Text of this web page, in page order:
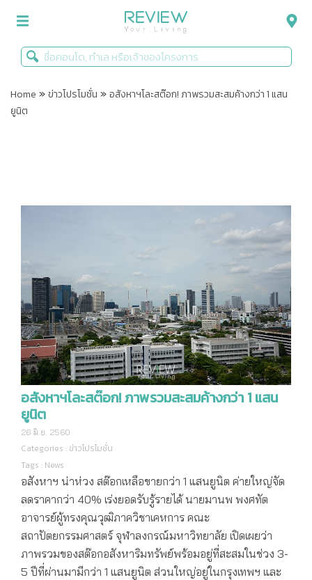
รีวิวคอนโด
Infographic
Home »ข่าวโปรโมชั่น »อสังหาฯโละสต๊อก! ภาพรวมสะสมค้างกว่า 1 แสน
ยูนิต
อสังหาฯโละสต๊อก! ภาพรวมสะสมค้างกว่า 1 แสน
ยูนิต
26 มิ.ย. 2560
Categories : ข่าวโปรโมชั่น
Tags : News
อสังหาฯ น่าห่วง สต๊อกเหลือขายกว่า 1 แสนยูนิต ค่ายใหญ่จัด
ลดราคากว่า 40% เร่งยอดรับรู้รายได้ นายมานพ พงศทัต
อาจารย์ผู้ทรงคุณวุฒิภาควิชาเคหการ คณะ
สถาปัตยกรรมศาสตร์ จุฬาลงกรณ์มหาวิทยาลัย เปิดเผยว่า
ภาพรวมของสต๊อกอสังหาริมทรัพย์พร้อมอยู่ที่สะสมในช่วง 3-
5 ปีที่ผ่านมามีกว่า 1 แสนยูนิต ส่วนใหญ่อยู่ในกรุงเทพฯ และ